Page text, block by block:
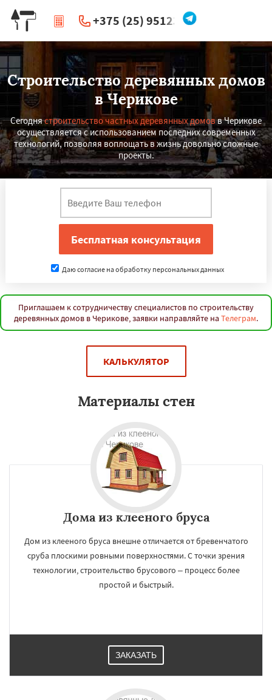
+375 (25) 951234
| Перезвоните мне
Строительство деревянных домов
в Черикове
Сегоднястроительство частных деревянных домовв Черикове
осуществляется с использованием последних современных
технологий, позволяя воплощать в жизнь довольно сложные
проекты.
Даю согласие на обработку персональных данных
Приглашаем к сотрудничеству специалистов по строительству
деревянных домов в Черикове, заявки направляйте на Телеграм.
КАЛЬКУЛЯТОР
Материалы стен
Дома из клееного бруса
Дом из клееного бруса внешне отличается от бревенчатого
сруба плоскими ровными поверхностями. С точки зрения
технологии, строительство брусового – процесс более
простой и быстрый.
ЗАКАЗАТЬ